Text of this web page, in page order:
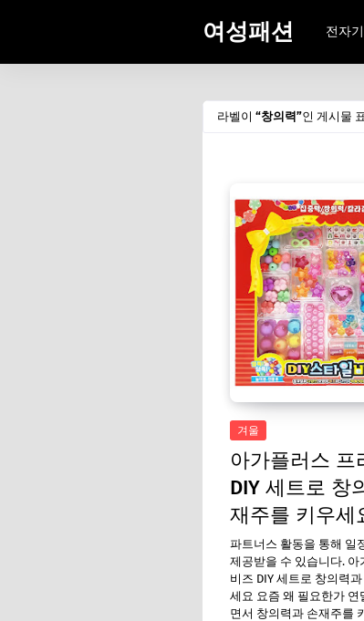
여성패션 전자
라벨이 창의력 인 게시물
겨울
아가플러스 프
DIY 세트로 창
재주를 키우세
파트너스 활동을 통해 일
제공받을 수 있습니다. 아
비즈 DIY 세트로 창의력
세요 요즘 왜 필요한가 연
면서 창의력과 손재주를